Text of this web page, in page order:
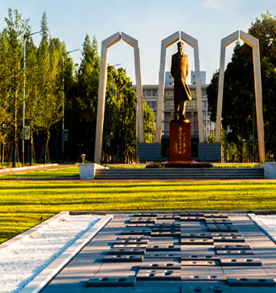
设置
宣传片
寄语
实践教学
线上法学实验室
课程建设